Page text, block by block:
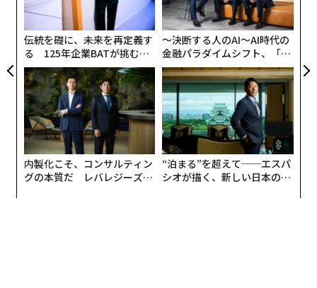
伝統を礎に、未来を再定義す
る 125年企業BATが挑むス
モークレスな未来
〜決断する人のAI〜AI時代の
金融パラダイムシフト、「超
個別化」の核心 【MUFG×ウ
ェルスナビ×PwC】
内製化こそ、コンサルティン
グの本質だ レバレジーズが
“泊まる”を超えて──エスパ
シオが描く、新しい日本のラ